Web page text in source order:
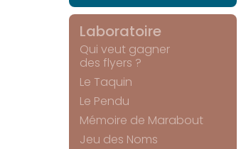
Laboratoire
Qui veut gagner
des flyers ?
Le Taquin
Le Pendu
Mémoire de Marabout
Jeu des Noms